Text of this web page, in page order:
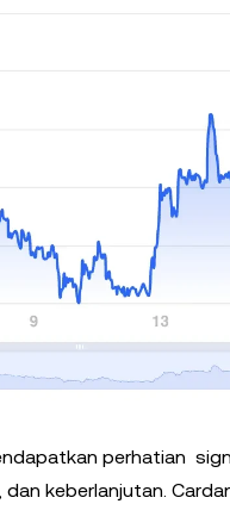
perhatian
keberlanjutan.